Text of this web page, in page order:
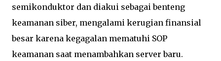
semikonduktor dan diakui sebagai benteng
keamanan siber, mengalami kerugian finansial
besar karena kegagalan mematuhi SOP
keamanan saat menambahkan server baru.